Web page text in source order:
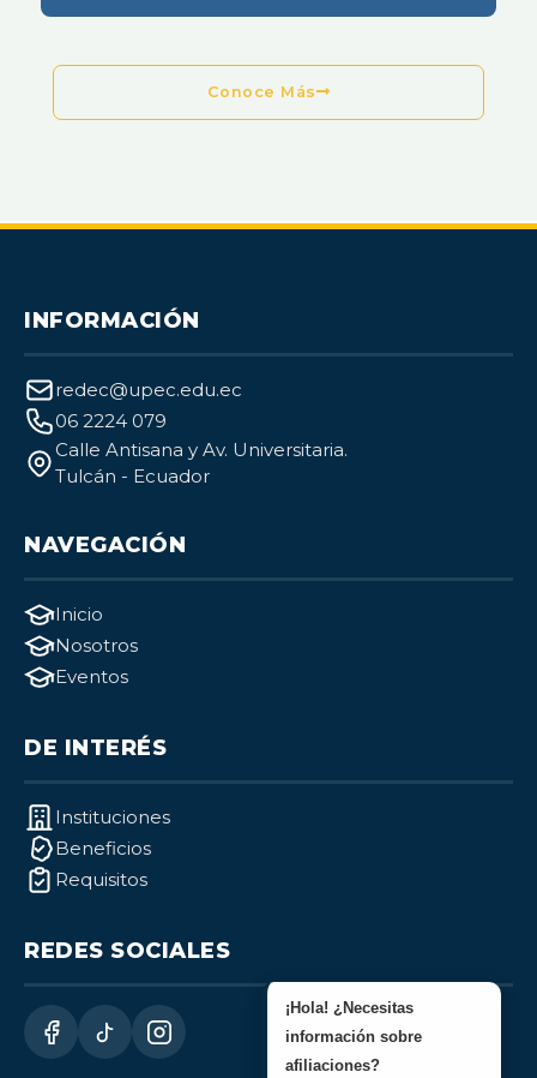
Conoce Más
INFORMACIÓN
redec@upec.edu.ec
06 2224 079
Calle Antisana y Av. Universitaria.
Tulcán - Ecuador
NAVEGACIÓN
Inicio
Nosotros
Eventos
DE INTERÉS
Instituciones
Beneficios
Requisitos
REDES SOCIALES
¡Hola! ¿Necesitas
información sobre
afiliaciones?